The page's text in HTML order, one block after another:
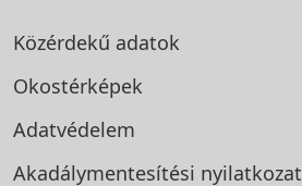
Közérdekű adatok
Okostérképek
Adatvédelem
Akadálymentesítési nyilatkozat